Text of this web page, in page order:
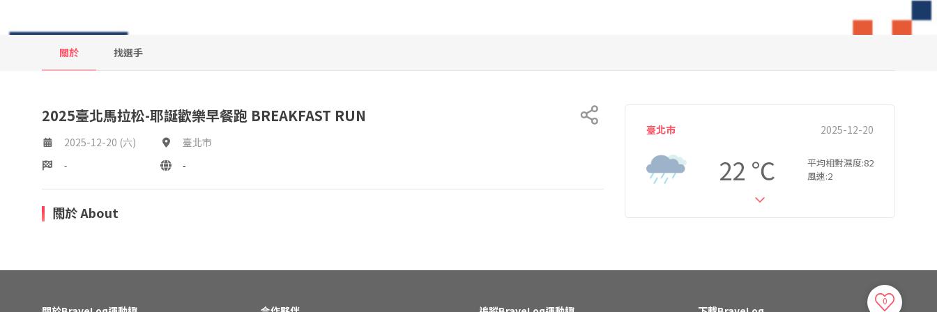
0
關於 找選手
2025臺北馬拉松-耶誕歡樂早餐跑 BREAKFAST RUN
2025-12-20 (六)
-
臺北市
-
關於 About
臺北市 2025-12-20
22
平均相對濕度:82
風速:2